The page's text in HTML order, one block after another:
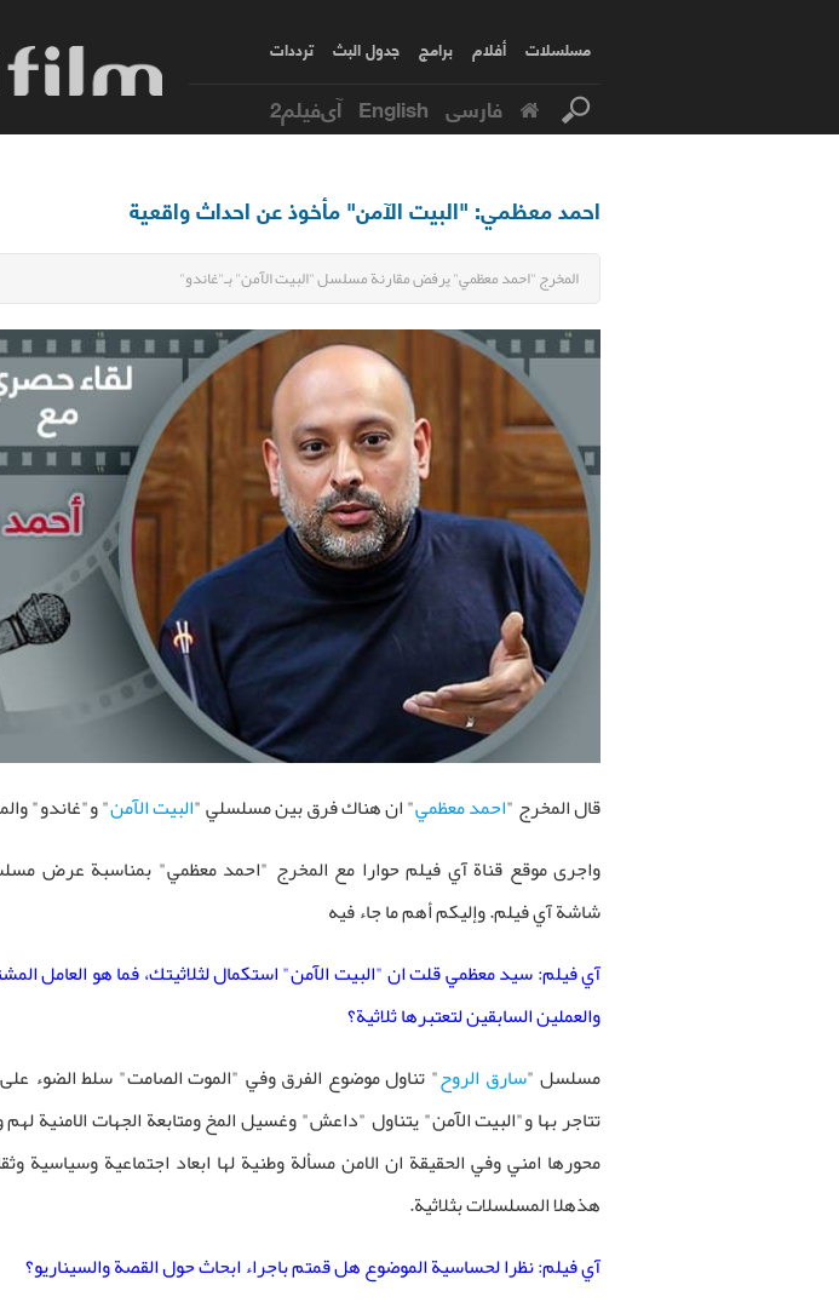
مسلسلات أفلام برامج جدول البث ترددات
فارسی English آی‌فیلم2
احمد معظمي: "البيت الآمن" مأخوذ عن احداث واقعية
المخرج "احمد معظمي" يرفض مقارنة مسلسل "البيت الآمن" بـ"غاندو"
قال المخرج "احمد معظمي" ان هناك فرق بين مسلسلي "البيت الآمن" و"غاندو"
واجرى موقع قناة آي فيلم حوارا مع المخرج "احمد معظمي" بمناسبة عرض
شاشة آي فيلم. وإليكم أهم ما جاء فيه
آي فيلم: سيد معظمي قلت ان "البيت الآمن" استكمال لثلاثيتك، فما هو العامل
والعملين السابقين لتعتبرها ثلاثية؟
مسلسل "سارق الروح" تناول موضوع الفرق وفي "الموت الصامت" سلط الضوء على
تتاجر بها و"البيت الآمن" يتناول "داعش" وغسيل المخ ومتابعة الجهات الامنية
محورها امني وفي الحقيقة ان الامن مسألة وطنية لها ابعاد اجتماعية وسياسية
هذهلا المسلسلات بثلاثية.
آي فيلم: نظرا لحساسية الموضوع هل قمتم باجراء ابحاث حول القصة والسيناريو؟